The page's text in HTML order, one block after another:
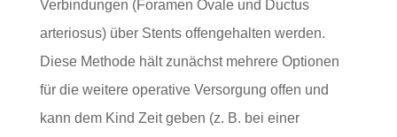
Verbindungen (Foramen Ovale und Ductus
arteriosus) über Stents offengehalten werden.
Diese Methode hält zunächst mehrere Optionen
für die weitere operative Versorgung offen und
kann dem Kind Zeit geben (z. B. bei einer